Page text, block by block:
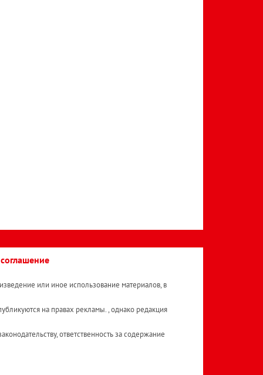
или иное использование материалов, в
на правах рекламы. , однако редакция
ответственность за содержание